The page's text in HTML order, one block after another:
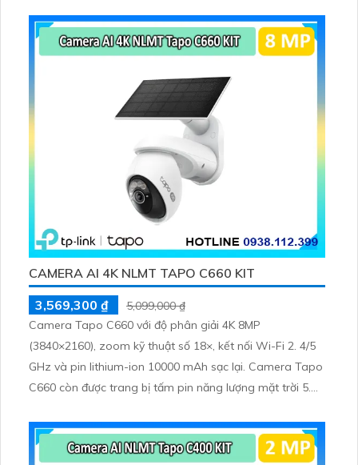
CAMERA AI 4K NLMT TAPO C660 KIT
3,569,300 ₫
5,099,000 ₫
Camera Tapo C660 với độ phân giải 4K 8MP
(3840×2160), zoom kỹ thuật số 18×, kết nối Wi-Fi 2. 4/5
GHz và pin lithium-ion 10000 mAh sạc lại. Camera Tapo
C660 còn được trang bị tấm pin năng lượng mặt trời 5.
tiện, lưu trữ thẻ microSD tối đa 512 GB